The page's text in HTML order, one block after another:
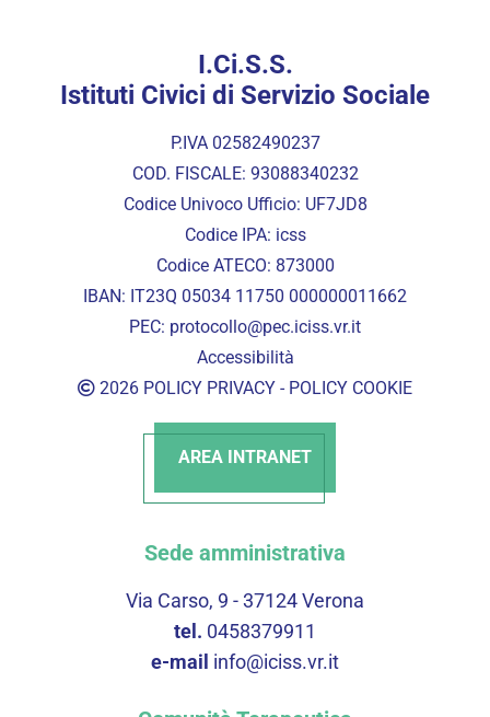
I.Ci.S.S.
Istituti Civici di Servizio Sociale
P.IVA 02582490237
COD. FISCALE: 93088340232
Codice Univoco Ufficio: UF7JD8
Codice IPA: icss
Codice ATECO: 873000
IBAN: IT23Q 05034 11750 000000011662
PEC: protocollo@pec.iciss.vr.it
Accessibilità
2026 POLICY PRIVACY - POLICY COOKIE
AREA INTRANET
Sede amministrativa
Via Carso, 9 - 37124 Verona
tel. 0458379911
e-mail info@iciss.vr.it